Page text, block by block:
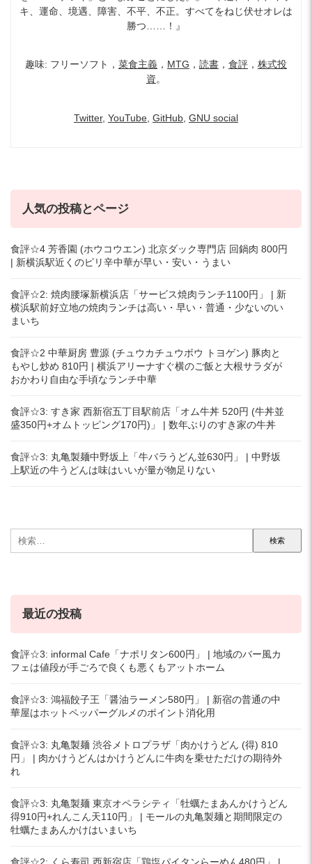
キ、運命、境遇、障害、不平、不正。すべてをねじ伏せオレは
勝つ……！』
趣味: フリーソフト， 菜食主義 ， MTG ， 読書 ， 食評 ， 株式投
資。
Twitter, YouTube GitHub GNU social
人気の投稿とページ
食評☆4 芳香園 (ホウコウエン) 北京ダック専門店 回鍋肉 800円
| 新横浜駅近くのピリ辛中華が早い・安い・うまい
食評☆2: 焼肉腰塚新横浜店「サービス焼肉ランチ1100円」 | 新
横浜駅前好立地の焼肉ランチは高い・早い・普通・少ないのい
まいち
食評☆2 中華厨房 豊源 (チュウカチュウボウ トヨゲン) 豚肉と
もやし炒め 810円 | 横浜アリーナすぐ横のご飯と大根サラダが
おかわり自由な手頃なランチ中華
食評☆3: すき家 西新宿五丁目駅前店「オム牛丼 520円 (牛丼並
盛350円+オムトッピング170円)」 | 数年ぶりのすき家の牛丼
食評☆3: 丸亀製麺中野坂上「牛バラうどん並630円」 | 中野坂
上駅近の牛うどんは味はいいが量が物足りない
索:
最近の投稿
食評☆3: informal Cafe「ナポリタン600円」 | 地域のバー風カ
フェは値段が手ごろで良くも悪くもアットホーム
食評☆3: 鴻福餃子王「醤油ラーメン580円」 | 新宿の普通の中
華屋はホットペッパーグルメのポイント消化用
食評☆3: 丸亀製麺 渋谷メトロプラザ「肉かけうどん (得) 810
円」 | 肉かけうどんはかけうどんに牛肉を乗せただけの期待外
れ
食評☆3: 丸亀製麺 東京オペラシティ「牡蠣たまあんかけうどん
得910円+れんこん天110円」 | モールの丸亀製麺と期間限定の
牡蠣たまあんかけはいまいち